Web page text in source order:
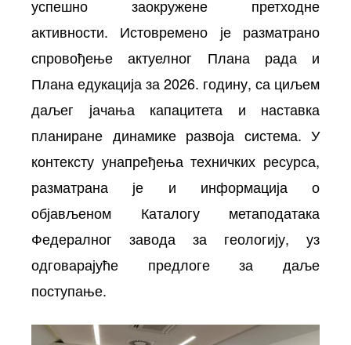
успешно заокружене претходне
активности. Истовремено је разматрано
спровођење актуелног Плана рада и
Плана едукација за 2026. годину, са циљем
даљег јачања капацитета и наставка
планиране динамике развоја система. У
контексту унапређења техничких ресурса,
разматрана је и информација о
објављеном Каталогу метаподатака
Федералног завода за геологију, уз
одговарајуће предлоге за даље
поступање.